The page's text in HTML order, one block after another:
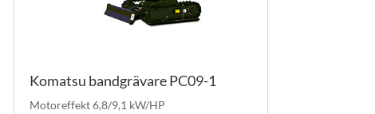
Komatsu bandgrävare PC09-1
Motoreffekt 6,8/9,1 kW/HP